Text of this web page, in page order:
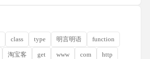
class type 明言明语 function
淘宝客 get www com http